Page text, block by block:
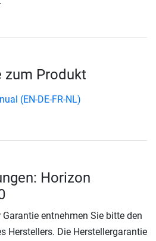
zum Produkt
(EN-DE-FR-NL)
Horizon
entnehmen Sie bitte den
Herstellers. Die Herstellergarantie